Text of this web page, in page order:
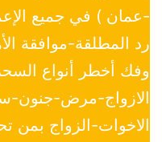
-عمان ) في جميع
رد المطلقة-موافقة
وفك أخطر أنواع
الازواج-مرض-جنون-
الاخوات-الزواج بمن